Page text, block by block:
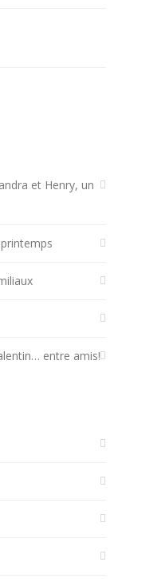
et Henry, un
entre amis!